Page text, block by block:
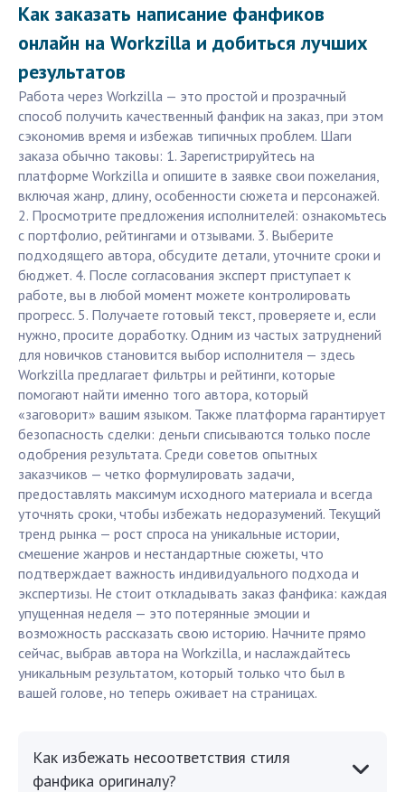
Как заказать написание фанфиков
онлайн на Workzilla и добиться лучших
результатов
Работа через Workzilla — это простой и прозрачный
способ получить качественный фанфик на заказ, при этом
сэкономив время и избежав типичных проблем. Шаги
заказа обычно таковы: 1. Зарегистрируйтесь на
платформе Workzilla и опишите в заявке свои пожелания,
включая жанр, длину, особенности сюжета и персонажей.
2. Просмотрите предложения исполнителей: ознакомьтесь
с портфолио, рейтингами и отзывами. 3. Выберите
подходящего автора, обсудите детали, уточните сроки и
бюджет. 4. После согласования эксперт приступает к
работе, вы в любой момент можете контролировать
прогресс. 5. Получаете готовый текст, проверяете и, если
нужно, просите доработку. Одним из частых затруднений
для новичков становится выбор исполнителя — здесь
Workzilla предлагает фильтры и рейтинги, которые
помогают найти именно того автора, который
«заговорит» вашим языком. Также платформа гарантирует
безопасность сделки: деньги списываются только после
одобрения результата. Среди советов опытных
заказчиков — четко формулировать задачи,
предоставлять максимум исходного материала и всегда
уточнять сроки, чтобы избежать недоразумений. Текущий
тренд рынка — рост спроса на уникальные истории,
смешение жанров и нестандартные сюжеты, что
подтверждает важность индивидуального подхода и
экспертизы. Не стоит откладывать заказ фанфика: каждая
упущенная неделя — это потерянные эмоции и
возможность рассказать свою историю. Начните прямо
сейчас, выбрав автора на Workzilla, и наслаждайтесь
уникальным результатом, который только что был в
вашей голове, но теперь оживает на страницах.
Как избежать несоответствия стиля
фанфика оригиналу?